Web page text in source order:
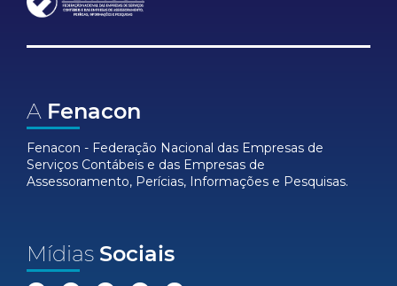
A Fenacon
Fenacon - Federação Nacional das Empresas de
Serviços Contábeis e das Empresas de
Assessoramento, Perícias, Informações e Pesquisas.
Mídias Sociais